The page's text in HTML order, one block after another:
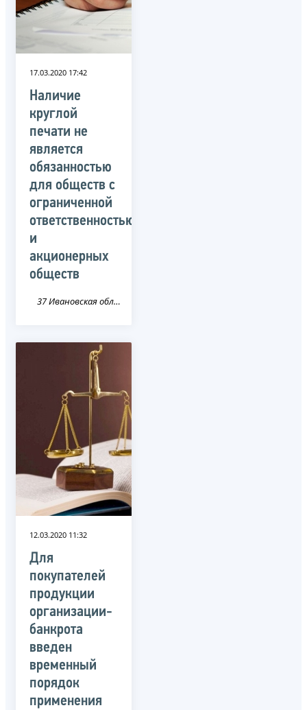
17.03.2020 17:42
Наличие
круглой
печати не
является
обязанностью
для обществ с
ограниченной
ответственностью
и
акционерных
обществ
37 Ивановская область
12.03.2020 11:32
Для
покупателей
продукции
организации-
банкрота
введен
временный
порядок
применения